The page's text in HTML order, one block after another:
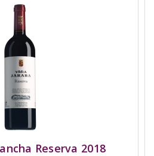
Reserva 2018